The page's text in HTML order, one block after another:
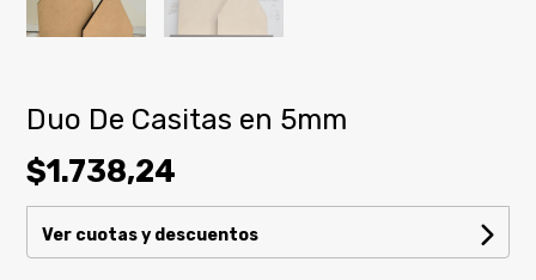
Duo De Casitas en 5mm
$1.738,24
Ver cuotas y descuentos